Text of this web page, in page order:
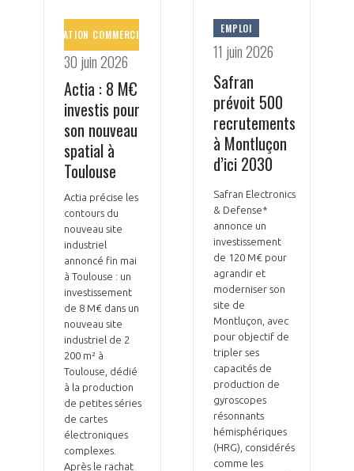
LE GIFAS
PRÉSENTATION
NOTRE VISION
NOS MISSIONS
NOTRE HISTOIRE
ORGANISATION
LE CONSEIL DU GIFAS
L’ÉQUIPE DU GIFAS
NOS RÉSEAUX À L'INTERNATIONAL
FONCTIONNEMENT
COMITÉ AERO PME
STARTAIR
COMMISSIONS ET COMITÉS
ACCOMPAGNEMENT DE NOS ADHÉRENTS
LES PROGRAMMES DU GIFAS
UN ÉCOSYSTÈME INTÉGRÉ ET COHÉRENT
POURQUOI DEVENIR MEMBRE ?
LA MÉDIATION
LA MÉDIATION DANS LA FILIÈRE AÉRONAUTIQUE ET SPATIALE
LE MÉDIATEUR DE LA FILIÈRE AÉRONAUTIQUE ET SPATIALE
MÉDIATION ET CHARTE D’ENGAGEMENT SUR LES RELATIONS ENTRE
CLIENTS ET FOURNISSEURS
LE SALON DU BOURGET
L'OBSERVATOIRE
CHIFFRES CLÉS
AVIATION
COMMERCIALE
30 juin 2026
Actia : 8 M€
investis pour
son nouveau
spatial à
Toulouse
Actia précise les
contours du
nouveau site
industriel
annoncé fin mai
à Toulouse : un
investissement
de 8 M€ dans un
nouveau site
industriel de 2
200 m² à
Toulouse, dédié
à la production
de petites séries
de cartes
électroniques
complexes.
Après le rachat
EMPLOI
11 juin 2026
Safran
prévoit 500
recrutements
à Montluçon
d’ici 2030
Safran Electronics
& Defense*
annonce un
investissement
de 120 M€ pour
agrandir et
moderniser son
site de
Montluçon, avec
pour objectif de
tripler ses
capacités de
production de
gyroscopes
résonnants
hémisphériques
(HRG), considérés
comme les
Rejoignez une filière d’excellence et développez
votre réseau au sein d’un écosystème intégré et
Découvrez les avantages d'adhérer au GIFAS.
Rencontres, salons, données sectorielles,
programmes ...
DEMANDE D’ADHÉSION